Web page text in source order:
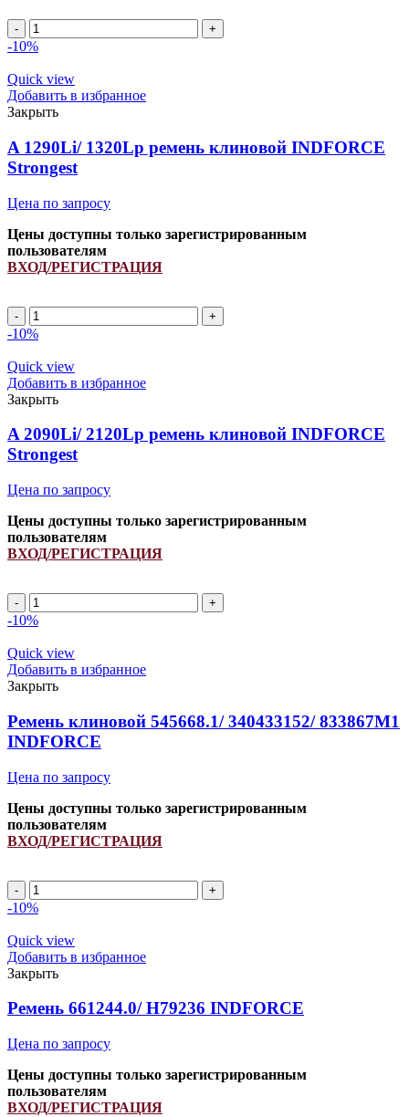
A
1500Li/
ремень
клиновой
INDFORCE
Strongest
quantity
-10%
Quick view
Добавить в избранное
Закрыть
A 1290Li/ 1320Lp ремень клиновой INDFORCE
Strongest
Цена по запросу
Цены доступны только зарегистрированным
пользователям
ВХОД/РЕГИСТРАЦИЯ
A
1290Li/
ремень
клиновой
INDFORCE
Strongest
quantity
-10%
Quick view
Добавить в избранное
Закрыть
A 2090Li/ 2120Lp ремень клиновой INDFORCE
Strongest
Цена по запросу
Цены доступны только зарегистрированным
пользователям
ВХОД/РЕГИСТРАЦИЯ
A
2090Li/
ремень
клиновой
INDFORCE
Strongest
-10%
Quick view
Добавить в избранное
Закрыть
Ремень клиновой 545668.1/ 340433152/ 833867M1
INDFORCE
Цена по запросу
Цены доступны только зарегистрированным
пользователям
ВХОД/РЕГИСТРАЦИЯ
Ремень
клиновой
340433152/
833867M1
INDFORCE
quantity
-10%
Quick view
Добавить в избранное
Закрыть
Ремень 661244.0/ H79236 INDFORCE
Цена по запросу
Цены доступны только зарегистрированным
пользователям
ВХОД/РЕГИСТРАЦИЯ